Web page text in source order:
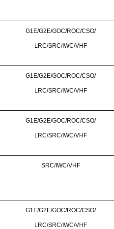
G1E/G2E/GOC/ROC/CSO/
LRC/SRC/IWC/VHF
G1E/G2E/GOC/ROC/CSO/
LRC/SRC/IWC/VHF
G1E/G2E/GOC/ROC/CSO/
LRC/SRC/IWC/VHF
SRC/IWC/VHF
G1E/G2E/GOC/ROC/CSO/
LRC/SRC/IWC/VHF